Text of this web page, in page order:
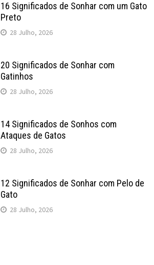
16 Significados de Sonhar com um Gato
Preto
28 Julho, 2026
20 Significados de Sonhar com
Gatinhos
28 Julho, 2026
14 Significados de Sonhos com
Ataques de Gatos
28 Julho, 2026
12 Significados de Sonhar com Pelo de
Gato
28 Julho, 2026